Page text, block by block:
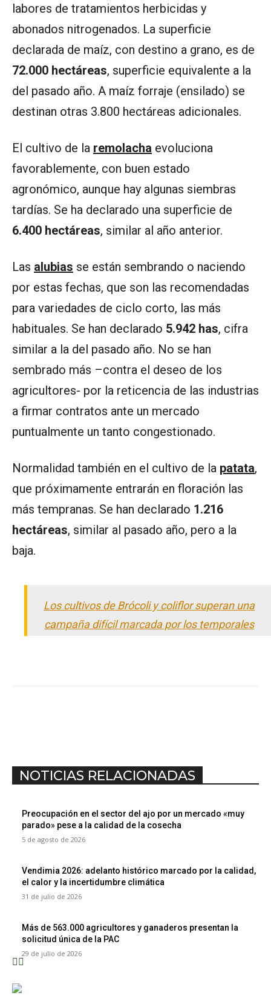
labores de tratamientos herbicidas y
abonados nitrogenados. La superficie
declarada de maíz, con destino a grano, es de
72.000 hectáreas, superficie equivalente a la
del pasado año. A maíz forraje (ensilado) se
destinan otras 3.800 hectáreas adicionales.
El cultivo de la remolacha evoluciona
favorablemente, con buen estado
agronómico, aunque hay algunas siembras
tardías. Se ha declarado una superficie de
6.400 hectáreas, similar al año anterior.
Las alubias se están sembrando o naciendo
por estas fechas, que son las recomendadas
para variedades de ciclo corto, las más
habituales. Se han declarado 5.942 has, cifra
similar a la del pasado año. No se han
sembrado más –contra el deseo de los
agricultores- por la reticencia de las industrias
a firmar contratos ante un mercado
puntualmente un tanto congestionado.
Normalidad también en el cultivo de la patata,
que próximamente entrarán en floración las
más tempranas. Se han declarado 1.216
hectáreas, similar al pasado año, pero a la
baja.
Los cultivos de Brócoli y coliflor superan una
campaña difícil marcada por los temporales
NOTICIAS RELACIONADAS
Preocupación en el sector del ajo por un mercado «muy
parado» pese a la calidad de la cosecha
5 de agosto de 2026
Vendimia 2026: adelanto histórico marcado por la calidad,
el calor y la incertidumbre climática
31 de julio de 2026
Más de 563.000 agricultores y ganaderos presentan la
solicitud única de la PAC
29 de julio de 2026